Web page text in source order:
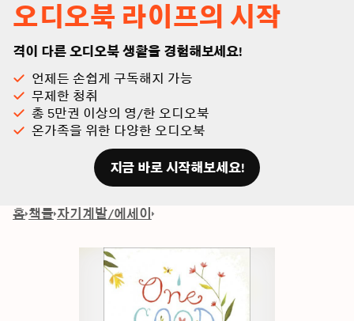
오디오북 라이프의 시작
격이 다른 오디오북 생활을 경험해보세요!
언제든 손쉽게 구독해지 가능
무제한 청취
총 5만권 이상의 영/한 오디오북
온가족을 위한 다양한 오디오북
지금 바로 시작해보세요!
홈 책들 자기계발/에세이